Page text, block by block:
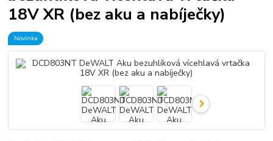
18V XR (bez aku a nabíječky)
Novinka